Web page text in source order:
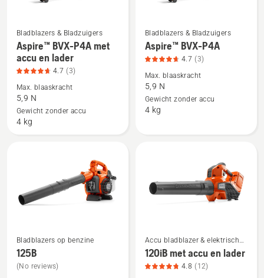
productbeoordeling
van
Bekijk
meer
details
over
Aspire™
BVX-
P4A
productbeoordeling
Bladblazers & Bladzuigers
Aspire™ BVX-P4A met
accu en lader
4.7 (3)
Max. blaaskracht
5,9 N
Gewicht zonder accu
4 kg
Bekijk
meer
over
Aspire™
BVX-
Bladblazers & Bladzuigers
Aspire™ BVX-P4A
4.7 (3)
Max. blaaskracht
5,9 N
Gewicht zonder accu
4 kg
Bekijk
meer
details
Bladblazers op benzine
125B
(No reviews)
Bekijk
meer
details
Accu bladblazer & elektrische
bladblazer
120iB met accu en lader
4.8 (12)